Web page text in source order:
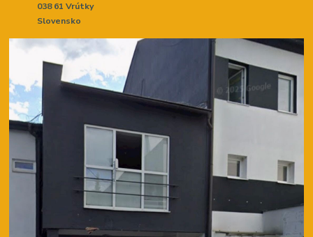
038 61 Vrútky
Slovensko